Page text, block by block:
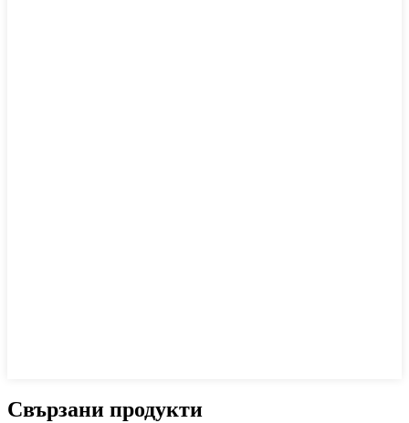
Свързани продукти